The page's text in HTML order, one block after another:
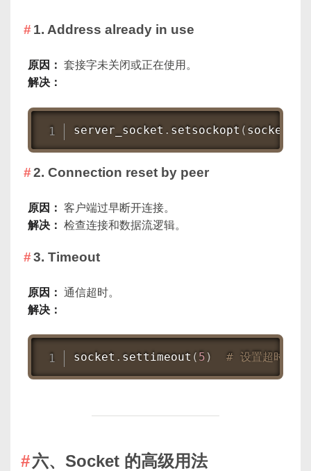
1. Address already in use
原因： 套接字未关闭或正在使用。
解决：
server_socket . setsockopt ( socket
2. Connection reset by peer
原因： 客户端过早断开连接。
解决： 检查连接和数据流逻辑。
3. Timeout
原因： 通信超时。
解决：
socket . settimeout ( 5 ) # 设置超时时间
六、Socket 的高级用法